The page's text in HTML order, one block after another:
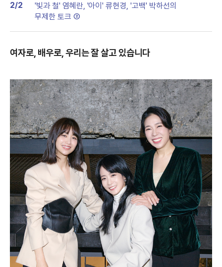
변
경
2/2
'빛과 철' 염혜란, '아이' 류현경, '고백' 박하선의
무제한 토크 ②
여자로, 배우로, 우리는 잘 살고 있습니다